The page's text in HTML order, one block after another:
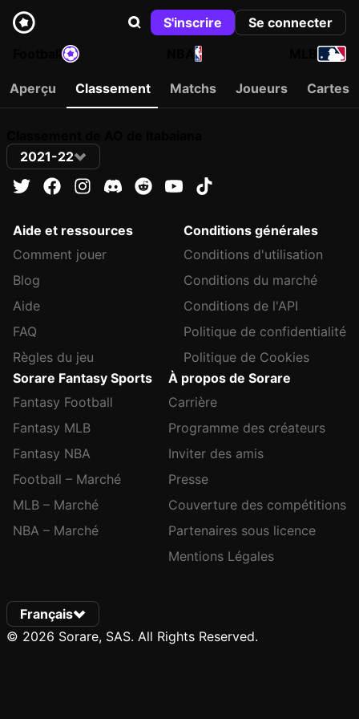
S'inscrire
Se connecter
NBA
Aperçu Classement Matchs Joueurs Cartes
2021-22
Aide et ressources
Comment jouer
Blog
Aide
FAQ
Règles du jeu
Conditions générales
Conditions d'utilisation
Conditions du marché
Conditions de l'API
Politique de confidentialité
Politique de Cookies
Sorare Fantasy Sports
Fantasy Football
Fantasy MLB
Fantasy NBA
Football – Marché
MLB – Marché
NBA – Marché
À propos de Sorare
Carrière
Programme des créateurs
Inviter des amis
Presse
Couverture des compétitions
Partenaires sous licence
Mentions Légales
Français
© 2026 Sorare, SAS. All Rights Reserved.